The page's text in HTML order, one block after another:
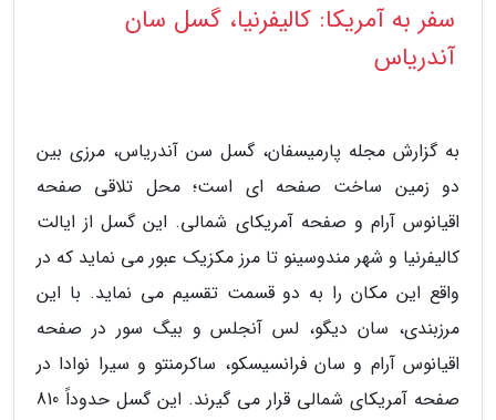
سفر به آمریکا: کالیفرنیا، گسل سان
آندریاس
به گزارش مجله پارمیسفان، گسل سن آندریاس، مرزی بین
دو زمین ساخت صفحه ای است؛ محل تلاقی صفحه
اقیانوس آرام و صفحه آمریکای شمالی. این گسل از ایالت
کالیفرنیا و شهر مندوسینو تا مرز مکزیک عبور می نماید که در
واقع این مکان را به دو قسمت تقسیم می نماید. با این
مرزبندی، سان دیگو، لس آنجلس و بیگ سور در صفحه
اقیانوس آرام و سان فرانسیسکو، ساکرمنتو و سیرا نوادا در
صفحه آمریکای شمالی قرار می گیرند. این گسل حدوداً 810